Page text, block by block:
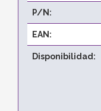
P/N:
EAN:
Disponibilidad: